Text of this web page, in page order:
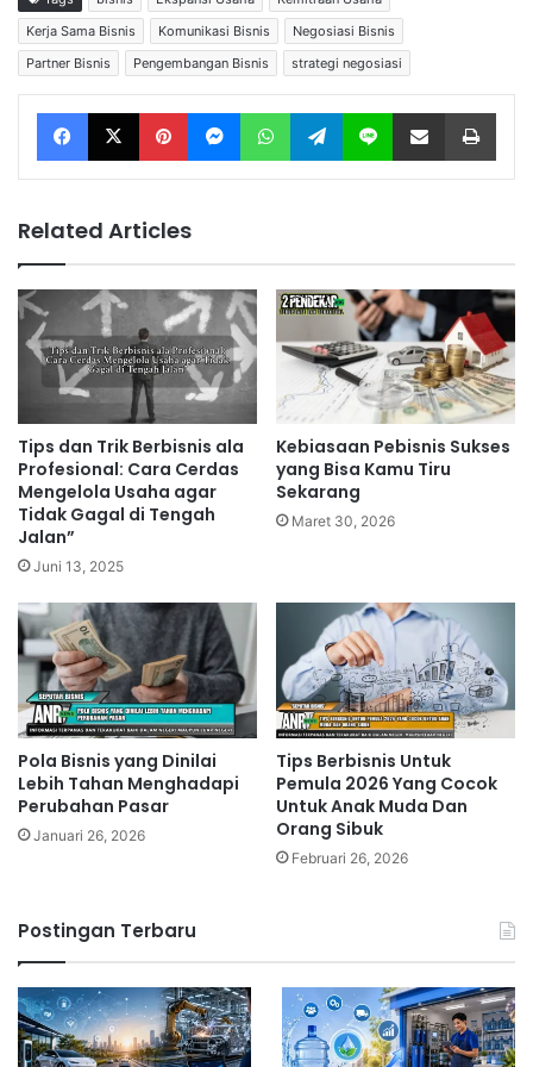
Kerja Sama Bisnis
Komunikasi Bisnis
Negosiasi Bisnis
Partner Bisnis
Pengembangan Bisnis strategi negosiasi
Facebook X Pinterest Messenger WhatsApp Telegram Line Share via Email
Related Articles
Tips dan Trik Berbisnis ala
Profesional: Cara Cerdas
Mengelola Usaha agar
Tidak Gagal di Tengah
Jalan”
Juni 13, 2025
Kebiasaan Pebisnis Sukses
yang Bisa Kamu Tiru
Sekarang
Maret 30, 2026
Pola Bisnis yang Dinilai
Lebih Tahan Menghadapi
Perubahan Pasar
Januari 26, 2026
Tips Berbisnis Untuk
Pemula 2026 Yang Cocok
Untuk Anak Muda Dan
Orang Sibuk
Februari 26, 2026
Postingan Terbaru